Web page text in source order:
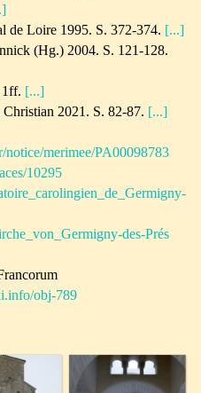
de Loire 1995. S. 372-374. [...]
(Hg.) 2004. S. 121-128.
1ff. [...]
2021. S. 82-87. [...]
merimee/PA00098783
10295
des-Prés
obj-789